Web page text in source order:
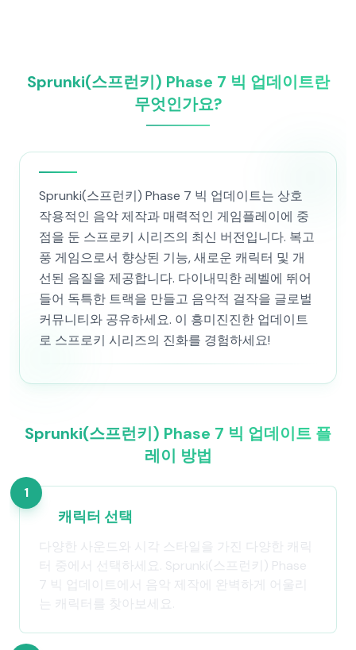
Sprunki(스프런키) Phase 7 빅 업데이트란
무엇인가요?
Sprunki(스프런키) Phase 7 빅 업데이트는 상호
작용적인 음악 제작과 매력적인 게임플레이에 중
점을 둔 스프로키 시리즈의 최신 버전입니다. 복고
풍 게임으로서 향상된 기능, 새로운 캐릭터 및 개
선된 음질을 제공합니다. 다이내믹한 레벨에 뛰어
들어 독특한 트랙을 만들고 음악적 걸작을 글로벌
커뮤니티와 공유하세요. 이 흥미진진한 업데이트
로 스프로키 시리즈의 진화를 경험하세요!
Sprunki(스프런키) Phase 7 빅 업데이트 플
레이 방법
1
캐릭터 선택
다양한 사운드와 시각 스타일을 가진 다양한 캐릭
터 중에서 선택하세요. Sprunki(스프런키) Phase
7 빅 업데이트에서 음악 제작에 완벽하게 어울리
는 캐릭터를 찾아보세요.